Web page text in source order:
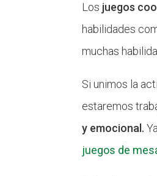
Los juegos
habilidades
muchas
Si unimos la
estaremos
y emocional.
juegos de